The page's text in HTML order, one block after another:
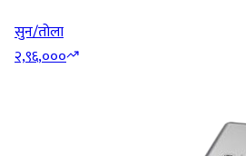
सुन/तोला
२,९६,०००